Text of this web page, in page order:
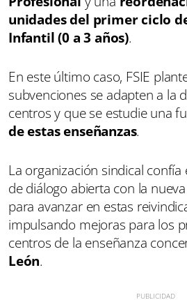
unidades del primer ciclo
Infantil (0 a 3 años).
En este último caso, FSIE
subvenciones se adapten a la
centros y que se estudie una
de estas enseñanzas.
La organización sindical
de diálogo abierta con la
para avanzar en estas
impulsando mejoras para los
centros de la enseñanza
León.